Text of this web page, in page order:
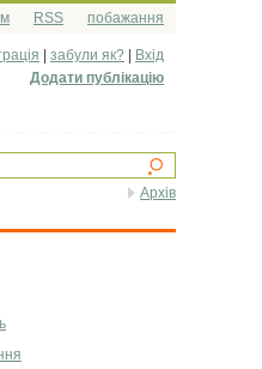
RSS побажання
забули як?
Вхід
Додати публікацію
Архів